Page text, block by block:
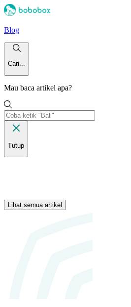
Blog
Cari...
Mau baca artikel apa?
Tutup
Lihat semua artikel